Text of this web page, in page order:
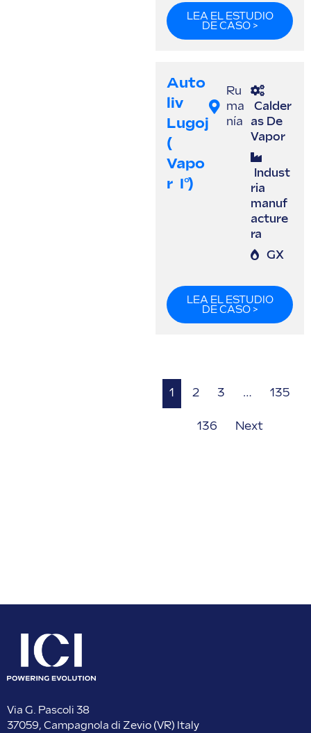
LEA EL ESTUDIO
DE CASO >
Auto
Liv
Lugoj
(
Vapo
R I°)
Ru
ma
nía
Calder
as De
Vapor
Indust
ria
manuf
acture
ra
GX
LEA EL ESTUDIO
DE CASO >
1 2 3 … 135
136 Next
Via G. Pascoli 38
37059, Campagnola di Zevio (VR) Italy